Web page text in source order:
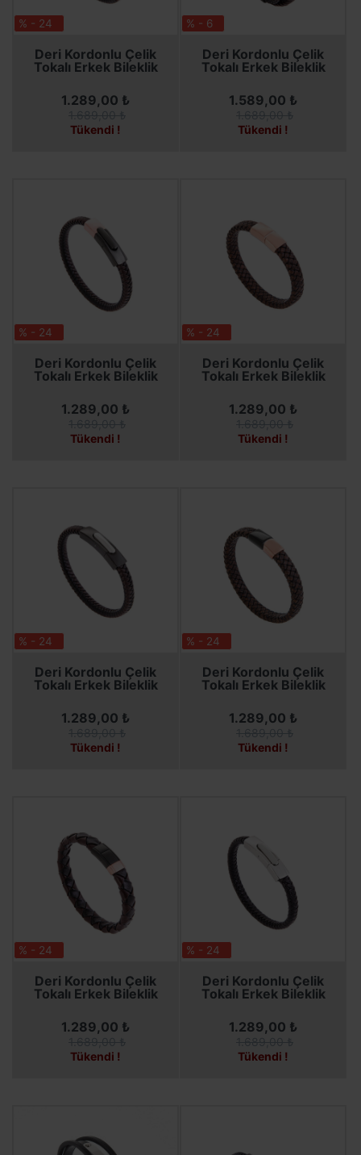
% - 24
Deri Kordonlu Çelik
Tokalı Erkek Bileklik
SEPETE EKLE
1.289,00 ₺
Tükendi !
% - 6
Deri Kordonlu Çelik
Tokalı Erkek Bileklik
SEPETE EKLE
1.589,00 ₺
Tükendi !
% - 24
Deri Kordonlu Çelik
Tokalı Erkek Bileklik
SEPETE EKLE
1.289,00 ₺
Tükendi !
% - 24
Deri Kordonlu Çelik
Tokalı Erkek Bileklik
SEPETE EKLE
1.289,00 ₺
Tükendi !
% - 24
Deri Kordonlu Çelik
Tokalı Erkek Bileklik
SEPETE EKLE
1.289,00 ₺
Tükendi !
% - 24
Deri Kordonlu Çelik
Tokalı Erkek Bileklik
SEPETE EKLE
1.289,00 ₺
Tükendi !
% - 24
Deri Kordonlu Çelik
Tokalı Erkek Bileklik
SEPETE EKLE
1.289,00 ₺
Tükendi !
% - 24
Deri Kordonlu Çelik
Tokalı Erkek Bileklik
SEPETE EKLE
1.289,00 ₺
Tükendi !